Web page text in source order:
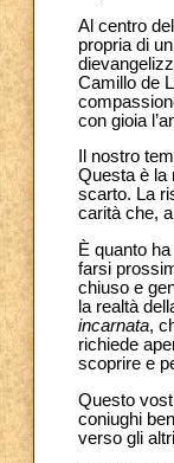
Al centro
propria di
Camillo de
con gioia
Il nostro
Questa è la
scarto. La
carità che,
È quanto
farsi
chiuso e
la realtà
incarnata,
richiede
scoprire e
Questo
coniughi
verso gli